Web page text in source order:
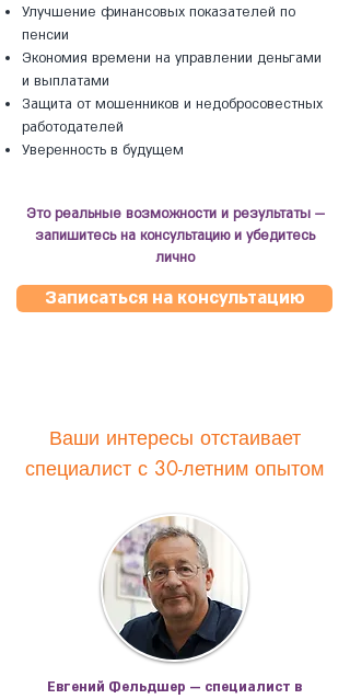
Улучшение финансовых показателей по
пенсии
Экономия времени на управлении деньгами
и выплатами
Защита от мошенников и недобросовестных
работодателей
Уверенность в будущем
Это реальные возможности и результаты —
запишитесь на консультацию и убедитесь
лично
Записаться на консультацию
Ваши интересы отстаивает
специалист с 30-летним опытом
Евгений Фельдшер — специалист в